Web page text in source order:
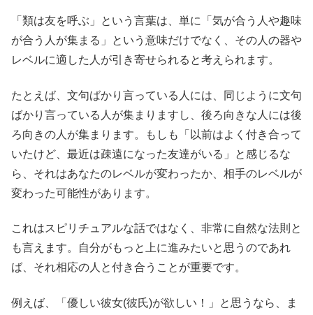
「類は友を呼ぶ」という言葉は、単に「気が合う人や趣味
が合う人が集まる」という意味だけでなく、その人の器や
レベルに適した人が引き寄せられると考えられます。
たとえば、文句ばかり言っている人には、同じように文句
ばかり言っている人が集まりますし、後ろ向きな人には後
ろ向きの人が集まります。もしも「以前はよく付き合って
いたけど、最近は疎遠になった友達がいる」と感じるな
ら、それはあなたのレベルが変わったか、相手のレベルが
変わった可能性があります。
これはスピリチュアルな話ではなく、非常に自然な法則と
も言えます。自分がもっと上に進みたいと思うのであれ
ば、それ相応の人と付き合うことが重要です。
例えば、「優しい彼女(彼氏)が欲しい！」と思うなら、ま